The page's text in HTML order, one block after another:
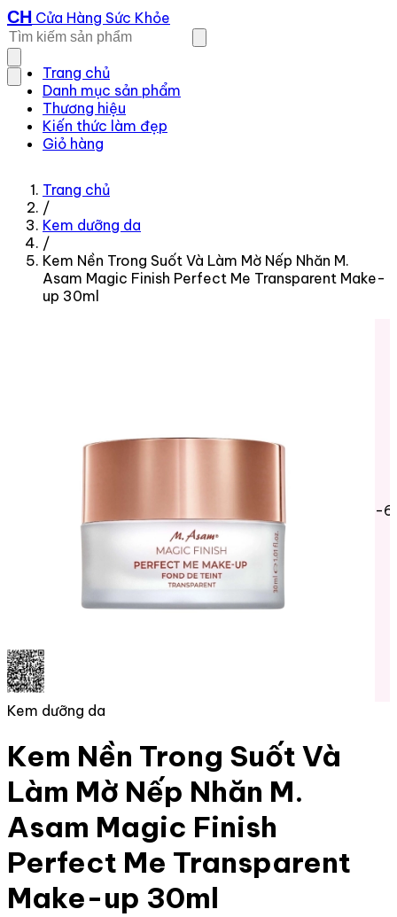
CH Cửa Hàng Sức Khỏe
Trang chủ
Danh mục sản phẩm
Thương hiệu
Kiến thức làm đẹp
Giỏ hàng
Trang chủ
/
Kem dưỡng da
/
Kem Nền Trong Suốt Và Làm Mờ Nếp Nhăn M.
Asam Magic Finish Perfect Me Transparent Make-
up 30ml
-
Kem dưỡng da
Kem Nền Trong Suốt Và
Làm Mờ Nếp Nhăn M.
Asam Magic Finish
Perfect Me Transparent
Make-up 30ml